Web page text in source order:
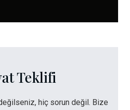
Teklifi
hiç sorun değil. Bize